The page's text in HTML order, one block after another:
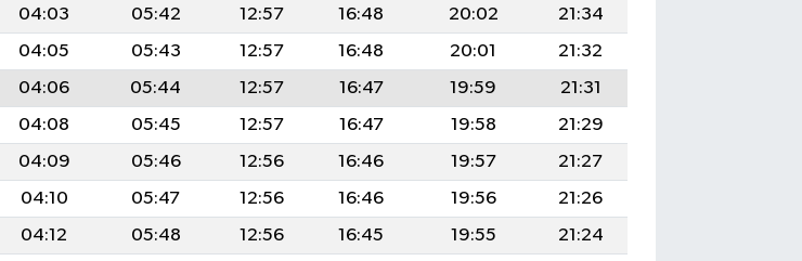
04:03 05:42 12:57 16:48 20:02
21:34
04:05 05:43 12:57 16:48 20:01
21:32
04:06 05:44 12:57 16:47 19:59
21:31
04:08 05:45 12:57 16:47 19:58
21:29
04:09 05:46 12:56 16:46 19:57
21:27
04:10 05:47 12:56 16:46 19:56
21:26
04:12 05:48 12:56 16:45 19:55
21:24